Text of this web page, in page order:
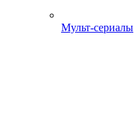
Мульт-сериалы